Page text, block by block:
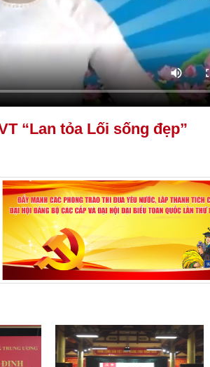
“Lan tỏa Lối sống đẹp”